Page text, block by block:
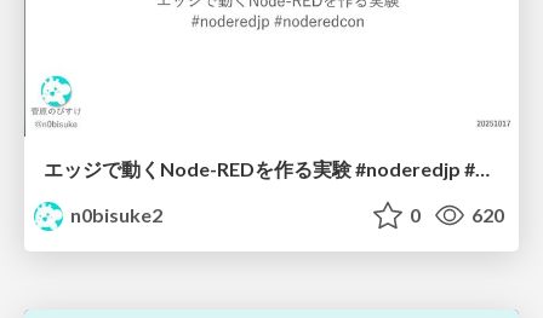
エッジで動くNode-REDを作る実験 #noderedjp #noderedcon
n0bisuke2
0 620